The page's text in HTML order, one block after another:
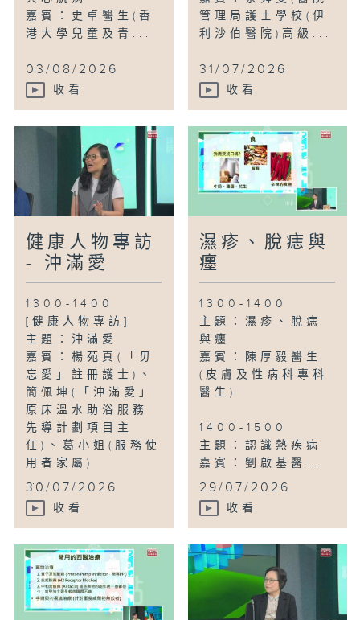
嘉賓：史卓醫生(香
港大學兒童及青...
03/08/2026
收看
管理局護士學校(伊
利沙伯醫院)高級...
31/07/2026
收看
健康人物專訪
- 沖滿愛
1300-1400
[健康人物專訪]
主題：沖滿愛
嘉賓：楊苑真(「毋
忘愛」註冊護士)、
簡佩坤(「沖滿愛」
原床溫水助浴服務
先導計劃項目主
任)、葛小姐(服務使
用者家屬)
...
30/07/2026
收看
濕疹、脫痣與
癦
1300-1400
主題：濕疹、脫痣
與癦
嘉賓：陳厚毅醫生
(皮膚及性病科專科
醫生)
1400-1500
主題：認識熱疾病
嘉賓：劉啟基醫...
29/07/2026
收看